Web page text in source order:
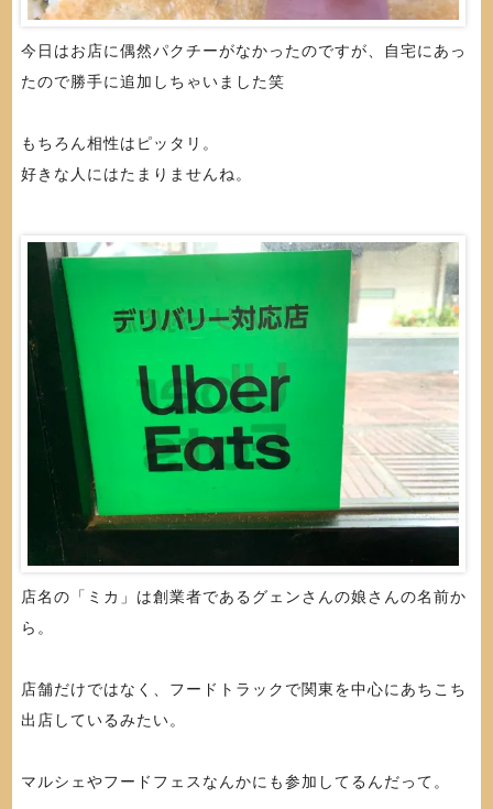
今日はお店に偶然パクチーがなかったのですが、自宅にあっ
たので勝手に追加しちゃいました笑
もちろん相性はピッタリ。
好きな人にはたまりませんね。
店名の「ミカ」は創業者であるグェンさんの娘さんの名前か
ら。
店舗だけではなく、フードトラックで関東を中心にあちこち
出店しているみたい。
マルシェやフードフェスなんかにも参加してるんだって。